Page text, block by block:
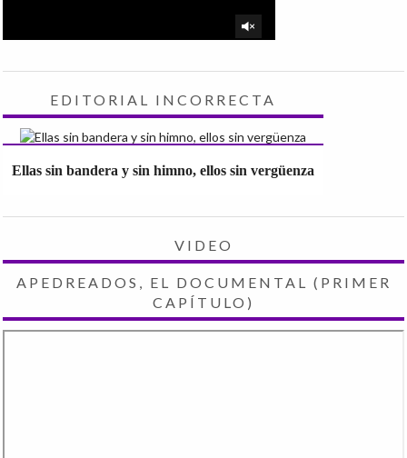
EDITORIAL INCORRECTA
Ellas sin bandera y sin himno, ellos sin vergüenza
VIDEO
APEDREADOS, EL DOCUMENTAL (PRIMER
CAPÍTULO)